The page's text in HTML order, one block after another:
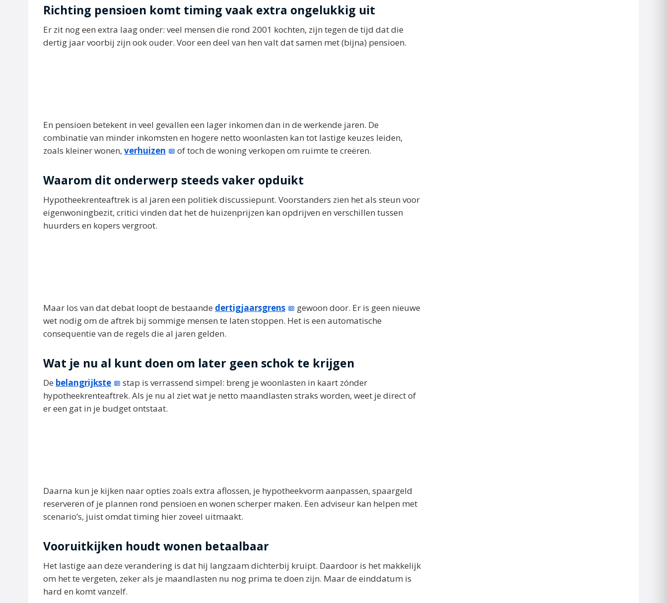
Richting pensioen komt timing vaak extra ongelukkig uit
Er zit nog een extra laag onder: veel mensen die rond 2001 kochten, zijn tegen de tijd dat die
dertig jaar voorbij zijn ook ouder. Voor een deel van hen valt dat samen met (bijna) pensioen.
En pensioen betekent in veel gevallen een lager inkomen dan in de werkende jaren. De
combinatie van minder inkomsten en hogere netto woonlasten kan tot lastige keuzes leiden,
zoals kleiner wonen, verhuizen of toch de woning verkopen om ruimte te creëren.
Waarom dit onderwerp steeds vaker opduikt
Hypotheekrenteaftrek is al jaren een politiek discussiepunt. Voorstanders zien het als steun voor
eigenwoningbezit, critici vinden dat het de huizenprijzen kan opdrijven en verschillen tussen
huurders en kopers vergroot.
Maar los van dat debat loopt de bestaande dertigjaarsgrens
gewoon door. Er is geen nieuwe
wet nodig om de aftrek bij sommige mensen te laten stoppen. Het is een automatische
consequentie van de regels die al jaren gelden.
Wat je nu al kunt doen om later geen schok te krijgen
De belangrijkste
stap is verrassend simpel: breng je woonlasten in kaart zónder
hypotheekrenteaftrek. Als je nu al ziet wat je netto maandlasten straks worden, weet je direct of
er een gat in je budget ontstaat.
Daarna kun je kijken naar opties zoals extra aflossen, je hypotheekvorm aanpassen, spaargeld
reserveren of je plannen rond pensioen en wonen scherper maken. Een adviseur kan helpen met
scenario’s, juist omdat timing hier zoveel uitmaakt.
Vooruitkijken houdt wonen betaalbaar
Het lastige aan deze verandering is dat hij langzaam dichterbij kruipt. Daardoor is het makkelijk
om het te vergeten, zeker als je maandlasten nu nog prima te doen zijn. Maar de einddatum is
hard en komt vanzelf.